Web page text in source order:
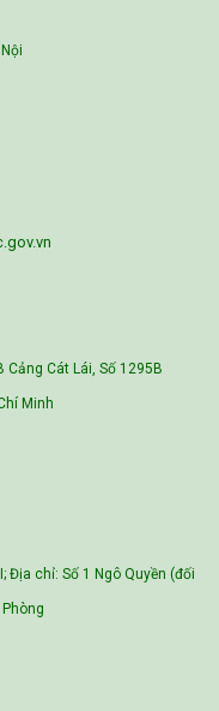
Safety Risk
Cảng Cát Lái, Số 1295B
Minh
Địa chỉ: Số 1 Ngô Quyền (đối